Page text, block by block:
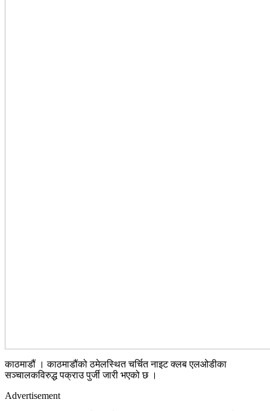
काठमाडौं । काठमाडौंको ठमेलस्थित चर्चित नाइट क्लब एलओडीका
सञ्चालकविरुद्ध पक्राउ पुर्जी जारी भएको छ ।
Advertisement